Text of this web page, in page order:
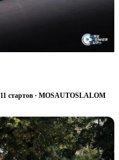
11 стартов · MOSAUTOSLALOM